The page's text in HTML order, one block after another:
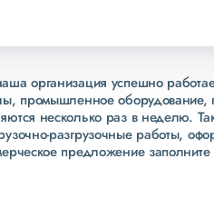
организация успешно
промышленное
несколько раз в неделю.
разгрузочные работы,
предложение